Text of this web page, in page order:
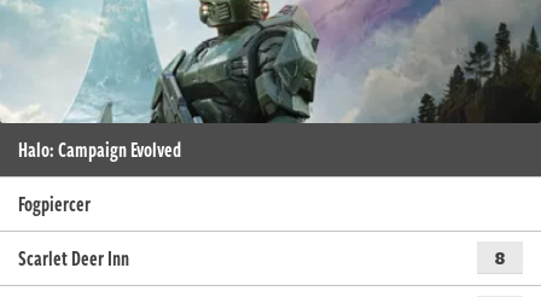
Halo: Campaign Evolved
Fogpiercer
Scarlet Deer Inn
8